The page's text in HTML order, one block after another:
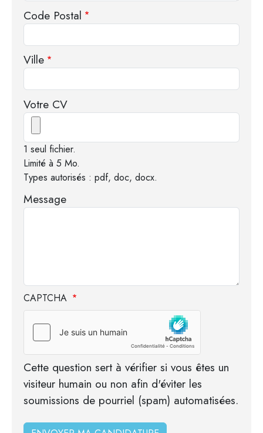
Code Postal
Ville
Votre CV
1 seul fichier.
Limité à 5 Mo.
Types autorisés : pdf, doc, docx.
Message
CAPTCHA
Cette question sert à vérifier si vous êtes un
visiteur humain ou non afin d'éviter les
soumissions de pourriel (spam) automatisées.